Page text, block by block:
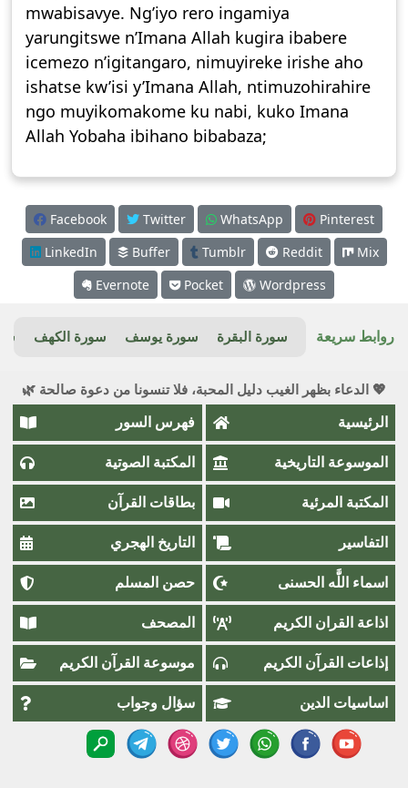
mwabisavye. Ng’iyo rero ingamiya
yarungitswe n’Imana Allah kugira ibabere
icemezo n’igitangaro, nimuyireke irishe aho
ishatse kw’isi y’Imana Allah, ntimuzohirahire
ngo muyikomakome ku nabi, kuko Imana
Allah Yobaha ibihano bibabaza;
Facebook Twitter WhatsApp
Pinterest
LinkedIn
Buffer Tumblr Reddit
Mix
Evernote
Pocket Wordpress
روابط سريعة سورة البقرة سورة يوسف سورة الكهف
💖 الدعاء بظهر الغيب دليل المحبة، فلا تنسونا من دعوة صالحة 🌿
الرئيسية فهرس السور
الموسوعة التاريخية المكتبة الصوتية
المكتبة المرئية بطاقات القرآن
التفاسير التاريخ الهجري
اسماء اللَّٰه الحسنى حصن المسلم
اذاعة القران الكريم المصحف
إذاعات القرآن الكريم موسوعة القرآن الكريم
اساسيات الدين سؤال وجواب